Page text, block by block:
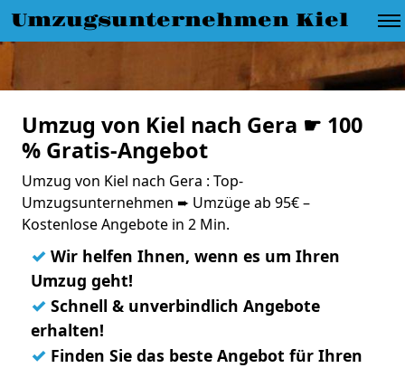
Umzugsunternehmen Kiel
Umzug von Kiel nach Gera ☛ 100
% Gratis-Angebot
Umzug von Kiel nach Gera : Top-
Umzugsunternehmen ➨ Umzüge ab 95€ –
Kostenlose Angebote in 2 Min.
✓ Wir helfen Ihnen, wenn es um Ihren
Umzug geht!
✓ Schnell & unverbindlich Angebote
erhalten!
✓ Finden Sie das beste Angebot für Ihren